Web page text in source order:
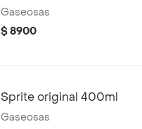
Gaseosas
$ 8900
Sprite original 400ml
Gaseosas